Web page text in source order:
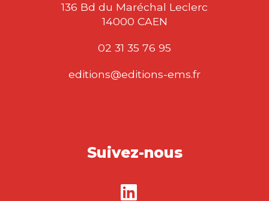
136 Bd du Maréchal Leclerc
14000 CAEN
02 31 35 76 95
editions@editions-ems.fr
Suivez-nous